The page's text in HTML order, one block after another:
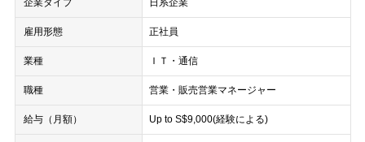
企業タイプ 日系企業
雇用形態 正社員
業種 ＩＴ・通信
職種 営業・販売営業マネージャー
給与（月額） Up to S$9,000(経験による)